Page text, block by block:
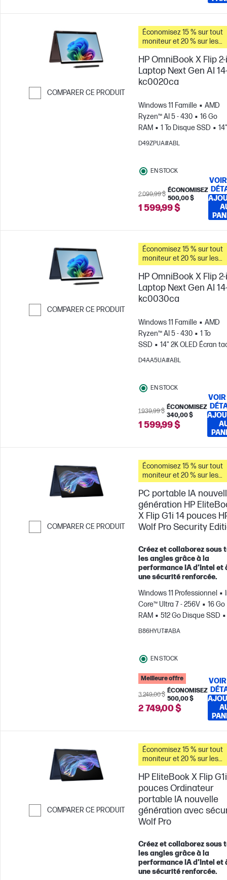
COMPARER CE PRODUIT
Économisez 15 % sur tout
moniteur et 20 % sur les
accessoires pour PC
vous achetez ce PC.
HP OmniBook X Flip 2-
Laptop Next Gen AI
kc0020ca
Windows 11 Famille
AMD
Ryzen™ AI 5 - 430
16 Go
RAM
1 To Disque SSD
OLED Écran tactile, , 0.2MS
D49ZPUA#ABL
EN STOCK
2 099,99 $
ÉCONOMISEZ
500,00 $
1 599,99 $
COMPARER CE PRODUIT
Économisez 15 % sur tout
moniteur et 20 % sur les
accessoires pour PC
vous achetez ce PC.
HP OmniBook X Flip 2-
Laptop Next Gen AI
kc0030ca
Windows 11 Famille
AMD
Ryzen™ AI 5 - 430
1 To
SSD
14" 2K OLED Écran
, 0.2MS Temps de
D4AA5UA#ABL
EN STOCK
1 939,99 $
ÉCONOMISEZ
340,00 $
1 599,99 $
VOIR
COMPARER CE PRODUIT
Économisez 15 % sur tout
moniteur et 20 % sur les
accessoires pour PC
vous achetez ce PC.
PC portable IA
génération HP
X Flip G1i 14 pouces
Wolf Pro Security
Créez et collaborez sous
les angles grâce à la
performance IA d’Intel et
une sécurité renforcée.
Windows 11 Professionnel
Core™ Ultra 7 - 256V
16 Go
RAM
512 Go Disque SSD
WUXGA Écran tactile
B86HYUT#ABA
EN STOCK
Meilleure offre
3 249,00 $
ÉCONOMISEZ
500,00 $
2 749,00 $
COMPARER CE PRODUIT
Économisez 15 % sur tout
moniteur et 20 % sur les
accessoires pour PC
vous achetez ce PC.
HP EliteBook X Flip
pouces Ordinateur
portable IA nouvelle
génération avec
Wolf Pro
Créez et collaborez sous
les angles grâce à la
performance IA d’Intel et
une sécurité renforcée.